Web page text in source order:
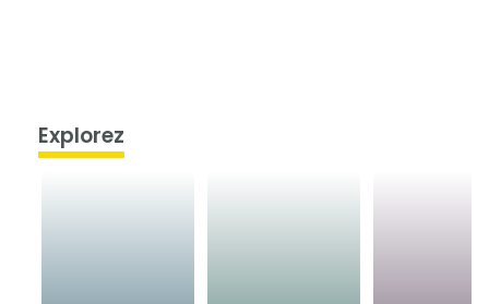
Explorez